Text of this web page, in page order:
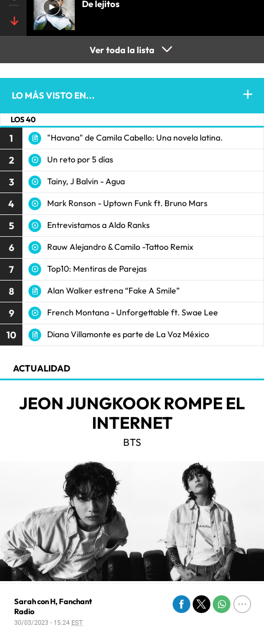
De lejitos
Ver toda la lista
LO MÁS VISTO EN...
LOS 40
1 "Havana" de Camila Cabello: Una novela latina.
2 Un reto por 5 días
3 Tainy, J Balvin - Agua
4 Mark Ronson - Uptown Funk ft. Bruno Mars
5 Entrevistamos a Aldo Ranks
6 Rauw Alejandro & Camilo -Tattoo Remix
7 Top10: Mentiras de Parejas
8 Alan Walker estrena “Fake A Smile”
9 French Montana - Unforgettable ft. Swae Lee
10 Diana Villamonte es parte de La Voz México
ACTUALIDAD
JEON JUNGKOOK ROMPE EL
INTERNET
BTS
Sarah con H, Fanchant
Radio
30/03/2023 - 15:24 EST